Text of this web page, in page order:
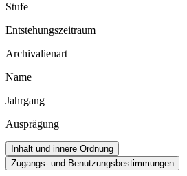
Stufe
Entstehungszeitraum
Archivalienart
Name
Jahrgang
Ausprägung
Inhalt und innere Ordnung
Zugangs- und Benutzungsbestimmungen